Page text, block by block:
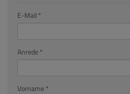
E-Mail
Anrede
Vorname